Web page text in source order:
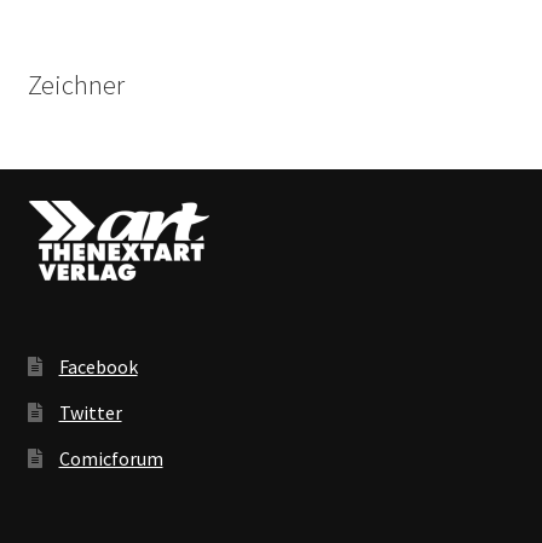
Zeichner
Facebook
Twitter
Comicforum